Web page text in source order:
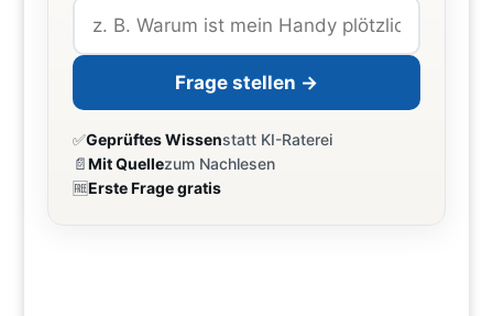
Frage stellen →
✅Geprüftes Wissenstatt KI-Raterei
📄Mit Quellezum Nachlesen
🆓Erste Frage gratis